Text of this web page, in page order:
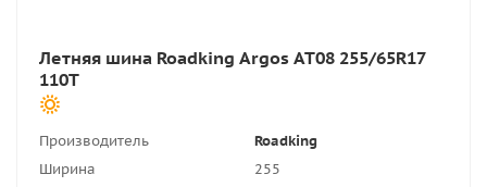
Летняя шина Roadking Argos AT08 255/65R17
110T
Производитель
Roadking
Ширина
255